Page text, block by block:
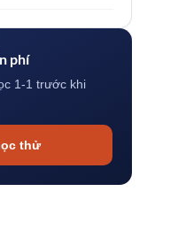
phí
1-1 trước khi
thử